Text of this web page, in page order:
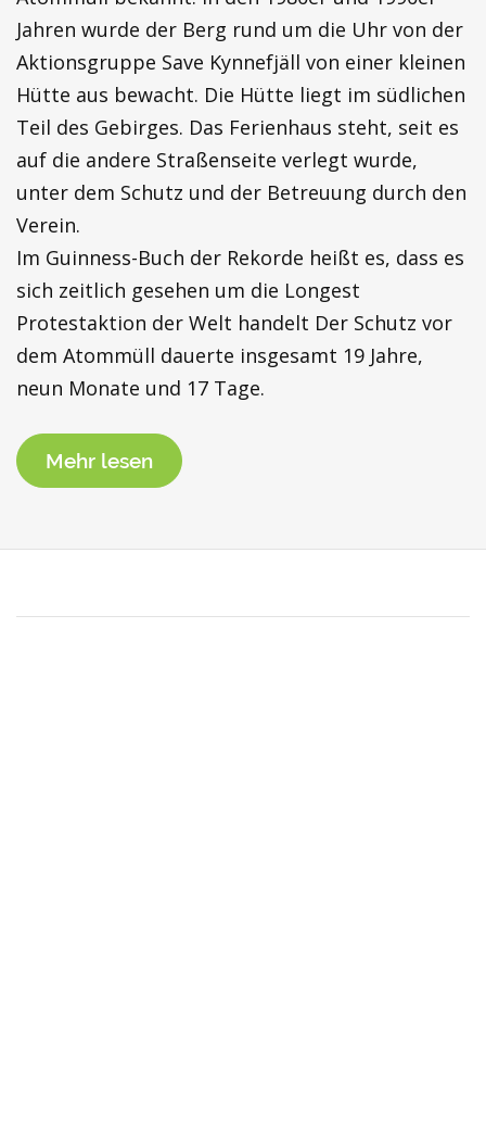
Jahren wurde der Berg rund um die Uhr von der
Aktionsgruppe Save Kynnefjäll von einer kleinen
Hütte aus bewacht. Die Hütte liegt im südlichen
Teil des Gebirges. Das Ferienhaus steht, seit es
auf die andere Straßenseite verlegt wurde,
unter dem Schutz und der Betreuung durch den
Verein.
Im Guinness-Buch der Rekorde heißt es, dass es
sich zeitlich gesehen um die Longest
Protestaktion der Welt handelt Der Schutz vor
dem Atommüll dauerte insgesamt 19 Jahre,
neun Monate und 17 Tage.
Mehr lesen